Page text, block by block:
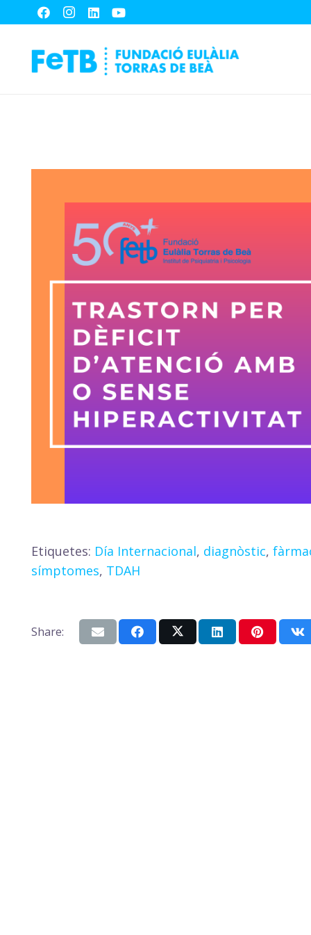
Etiquetes: Día Internacional, diagnòstic,
símptomes, TDAH
Share: